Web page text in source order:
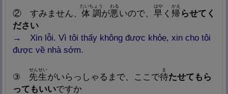
② すみません、 体
Nghĩa: Thân mình, hình dạng,
調
たいちょう
が悪
わる
いので、 早
はや
く 帰
かえ
らせてく
ださい
→ Xin lỗi. Vì tôi thấy không được khỏe, xin cho tôi
được về nhà sớm.
③ 先生
せんせい
がいらっしゃるまで、ここで待
ま
たせてもら
ってもいいですか